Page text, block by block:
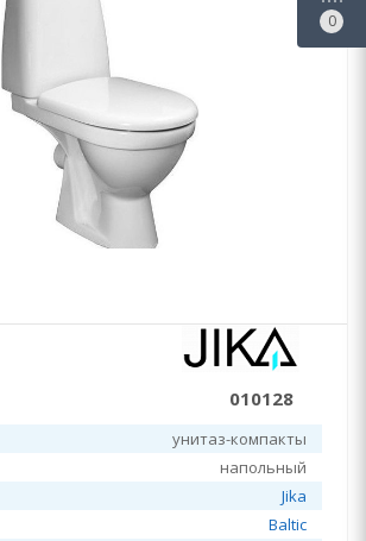
010128
унитаз-компакты
напольный
Jika
Baltic
0